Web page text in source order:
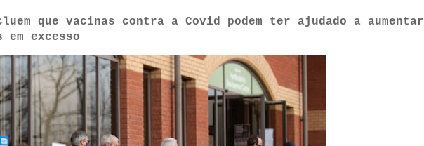
que vacinas contra a Covid podem ter ajudado a aumentar
em excesso